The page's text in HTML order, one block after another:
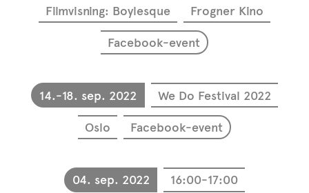
Filmvisning: Boylesque Frogner Kino
Facebook-event
14.-18. sep. 2022 We Do Festival 2022
Oslo Facebook-event
04. sep. 2022 16:00-17:00